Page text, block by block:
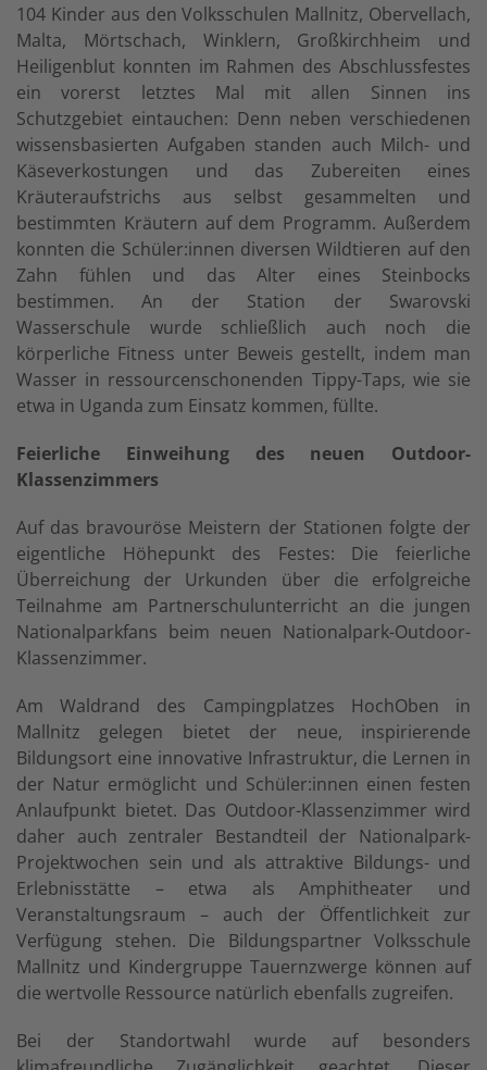
104 Kinder aus den Volksschulen Mallnitz, Obervellach,
Malta, Mörtschach, Winklern, Großkirchheim und
Heiligenblut konnten im Rahmen des Abschlussfestes
ein vorerst letztes Mal mit allen Sinnen ins
Schutzgebiet eintauchen: Denn neben verschiedenen
wissensbasierten Aufgaben standen auch Milch- und
Käseverkostungen und das Zubereiten eines
Kräuteraufstrichs aus selbst gesammelten und
bestimmten Kräutern auf dem Programm. Außerdem
konnten die Schüler:innen diversen Wildtieren auf den
Zahn fühlen und das Alter eines Steinbocks
bestimmen. An der Station der Swarovski
Wasserschule wurde schließlich auch noch die
körperliche Fitness unter Beweis gestellt, indem man
Wasser in ressourcenschonenden Tippy-Taps, wie sie
etwa in Uganda zum Einsatz kommen, füllte.
Feierliche Einweihung des neuen Outdoor-
Klassenzimmers
Auf das bravouröse Meistern der Stationen folgte der
eigentliche Höhepunkt des Festes: Die feierliche
Überreichung der Urkunden über die erfolgreiche
Teilnahme am Partnerschulunterricht an die jungen
Nationalparkfans beim neuen Nationalpark-Outdoor-
Klassenzimmer.
Am Waldrand des Campingplatzes HochOben in
Mallnitz gelegen bietet der neue, inspirierende
Bildungsort eine innovative Infrastruktur, die Lernen in
der Natur ermöglicht und Schüler:innen einen festen
Anlaufpunkt bietet. Das Outdoor-Klassenzimmer wird
daher auch zentraler Bestandteil der Nationalpark-
Projektwochen sein und als attraktive Bildungs- und
Erlebnisstätte – etwa als Amphitheater und
Veranstaltungsraum – auch der Öffentlichkeit zur
Verfügung stehen. Die Bildungspartner Volksschule
Mallnitz und Kindergruppe Tauernzwerge können auf
die wertvolle Ressource natürlich ebenfalls zugreifen.
Bei der Standortwahl wurde auf besonders